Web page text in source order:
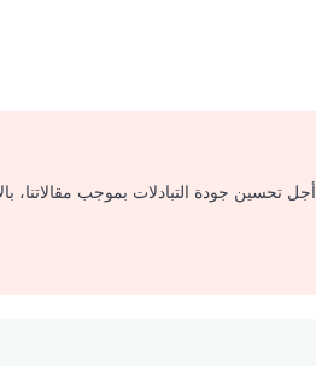
تحسين جودة التبادلات بموجب